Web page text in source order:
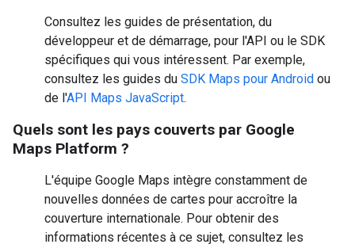
Consultez les guides de présentation, du
développeur et de démarrage, pour l'API ou le SDK
spécifiques qui vous intéressent. Par exemple,
consultez les guides du SDK Maps pour Android ou
de l'API Maps JavaScript.
Quels sont les pays couverts par Google
Maps Platform ?
L'équipe Google Maps intègre constamment de
nouvelles données de cartes pour accroître la
couverture internationale. Pour obtenir des
informations récentes à ce sujet, consultez les